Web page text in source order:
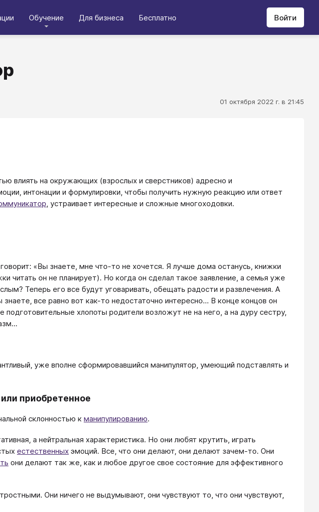
Обучение Для бизнеса Бесплатно Войти
01 октября 2022 г. в 21:45
влиять на окружающих (взрослых и сверстников) адресно и
интонации и формулировки, чтобы получить нужную реакцию или ответ
, устраивает интересные и сложные многоходовки.
«Вы знаете, мне что-то не хочется. Я лучше дома останусь, книжки
читать он не планирует). Но когда он сделал такое заявление, а семья уже
Теперь его все будут уговаривать, обещать радости и развлечения. А
все равно вот как-то недостаточно интересно... В конце концов он
подготовительные хлопоты родители возложут не на него, а на дуру сестру,
уже вполне сформировавшийся манипулятор, умеющий подставлять и
приобретенное
склонностью к манипулированию.
а нейтральная характеристика. Но они любят крутить, играть
естественных эмоций. Все, что они делают, они делают зачем-то. Они
они делают так же, как и любое другое свое состояние для эффективного
Они ничего не выдумывают, они чувствуют то, что они чувствуют,